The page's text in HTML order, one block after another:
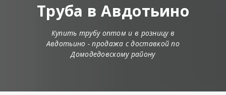
Труба в Авдотьино
Купить трубу оптом и в розницу в
Авдотьино - продажа с доставкой по
Домодедовскому району